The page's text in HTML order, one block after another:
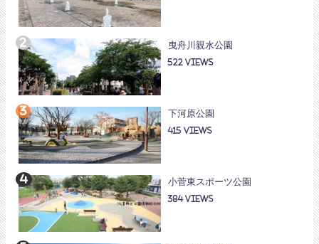
曳舟川親水公園
522
下河原公園
415
小菅東スポーツ公園
384